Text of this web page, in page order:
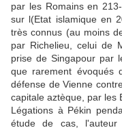
par les Romains en
sur l(Etat islamique en
très connus (au moins
par Richelieu, celui de
prise de Singapour par
que rarement évoqués
défense de Vienne
capitale aztèque, par les
Légations à Pékin
étude de cas,